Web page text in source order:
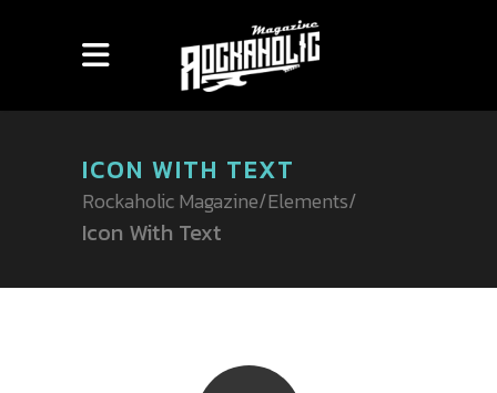
ICON WITH TEXT
Rockaholic Magazine/Elements/
Icon With Text